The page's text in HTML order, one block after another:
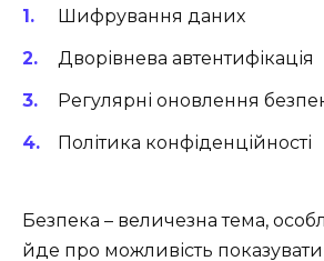
Шифрування даних
Дворівнева автентифікація
Регулярні оновлення
Політика конфіденційності
Безпека – величезна тема,
йде про можливість показувати